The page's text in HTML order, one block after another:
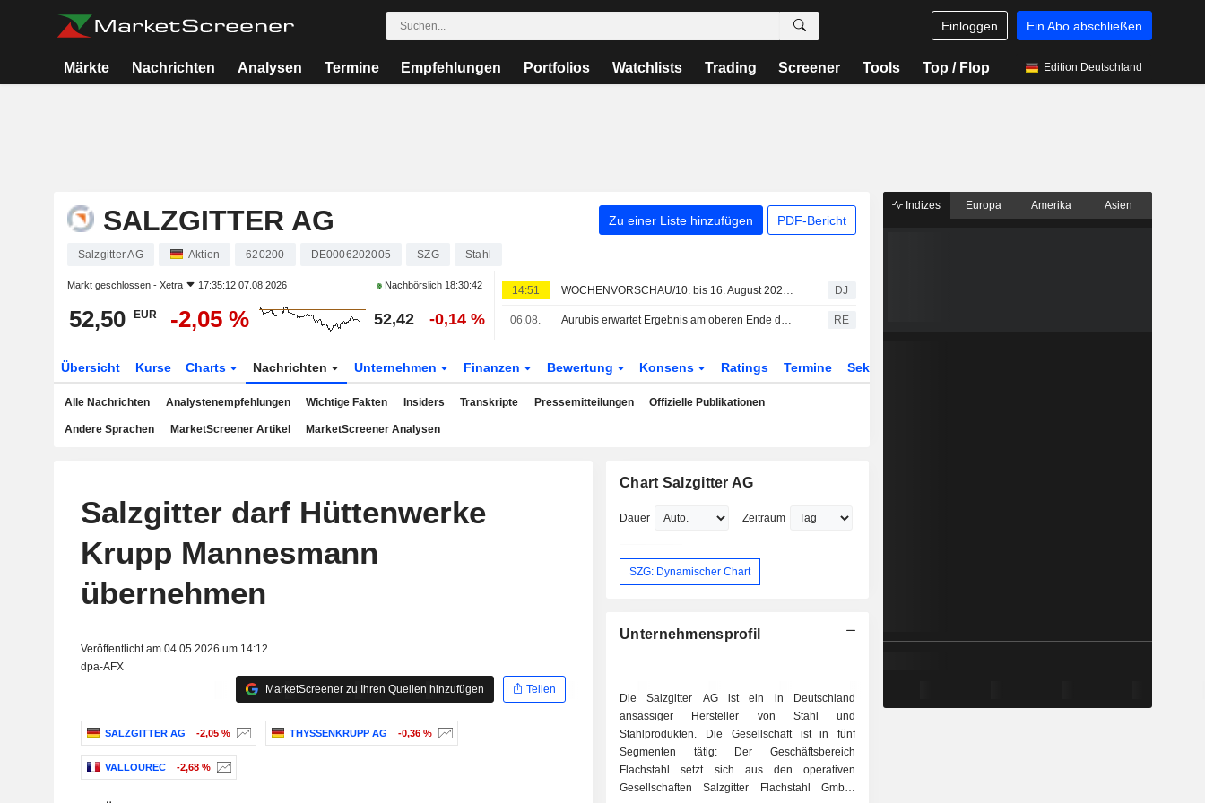
Einloggen Ein Abo abschließen
Märkte Nachrichten Analysen Termine Empfehlungen Portfolios Watchlists Trading Screener Tools Top / Flop Edition Deutschland
SALZGITTER AG Zu einer Liste hinzufügen PDF-Bericht
Salzgitter AG Aktien 620200 DE0006202005 SZG Stahl
Markt geschlossen - Xetra 17:35:12 07.08.2026 Nachbörslich 18:30:42
52,50 EUR -2,05 % 52,42 -0,14 %
14:51 WOCHENVORSCHAU/10. bis 16. August 2026 (33. KW) DJ
06.08. Aurubis erwartet Ergebnis am oberen Ende der Prognosespanne - Enttäuschung über ausbleibende Anhebung RE
Übersicht Kurse Charts Nachrichten Unternehmen Finanzen Bewertung Konsens Ratings Termine Sektor
Alle Nachrichten Analystenempfehlungen Wichtige Fakten Insiders Transkripte Pressemitteilungen Offizielle Publikationen
Andere Sprachen MarketScreener Artikel MarketScreener Analysen
Salzgitter darf Hüttenwerke
Krupp Mannesmann
übernehmen
Veröffentlicht am 04.05.2026 um 14:12
dpa-AFX
MarketScreener zu Ihren Quellen hinzufügen
Teilen
SALZGITTER AG -2,05 % THYSSENKRUPP AG -0,36 %
VALLOUREC -2,68 %
Chart Salzgitter AG
Dauer Zeitraum
SZG: Dynamischer Chart
Unternehmensprofil
Die Salzgitter AG ist ein in Deutschland
ansässiger Hersteller von Stahl und
Stahlprodukten. Die Gesellschaft ist in fünf
Segmenten tätig: Der Geschäftsbereich
Flachstahl setzt sich aus den operativen
Gesellschaften Salzgitter Flachstahl GmbH,
Indizes Europa Amerika Asien